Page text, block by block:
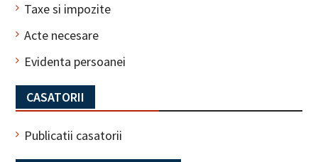
Taxe si impozite
Acte necesare
Evidenta persoanei
CASATORII
Publicatii casatorii